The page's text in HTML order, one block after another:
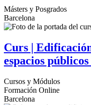
Másters y Posgrados
Barcelona
Curs |
espacios
Cursos y Módulos
Formación Online
Barcelona